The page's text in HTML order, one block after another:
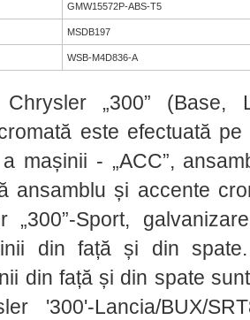
GMW15572P-ABS-T5
MSDB197
WSB-M4D836-A
„300” (Base,
este efectuată
mașinii - „ACC”,
ansamblu și accente
„300”-Sport,
din față și din
din față și din spate
'300'-Lancia/BUX/